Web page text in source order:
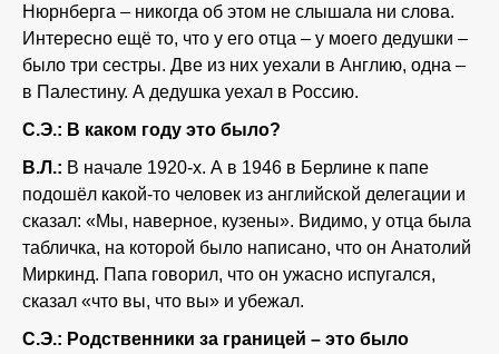
Нюрнберга – никогда об этом не слышала ни слова.
Интересно ещё то, что у его отца – у моего дедушки –
было три сестры. Две из них уехали в Англию, одна –
в Палестину. А дедушка уехал в Россию.
С.Э.: В каком году это было?
В.Л.: В начале 1920-х. А в 1946 в Берлине к папе
подошёл какой-то человек из английской делегации и
сказал: «Мы, наверное, кузены». Видимо, у отца была
табличка, на которой было написано, что он Анатолий
Миркинд. Папа говорил, что он ужасно испугался,
сказал «что вы, что вы» и убежал.
С.Э.: Родственники за границей – это было